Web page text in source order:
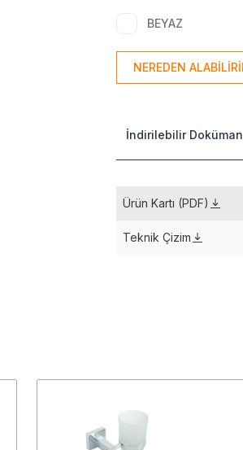
BEYAZ
NEREDEN
İndirilebilir
Ürün Kartı (PDF)
Teknik Çizim